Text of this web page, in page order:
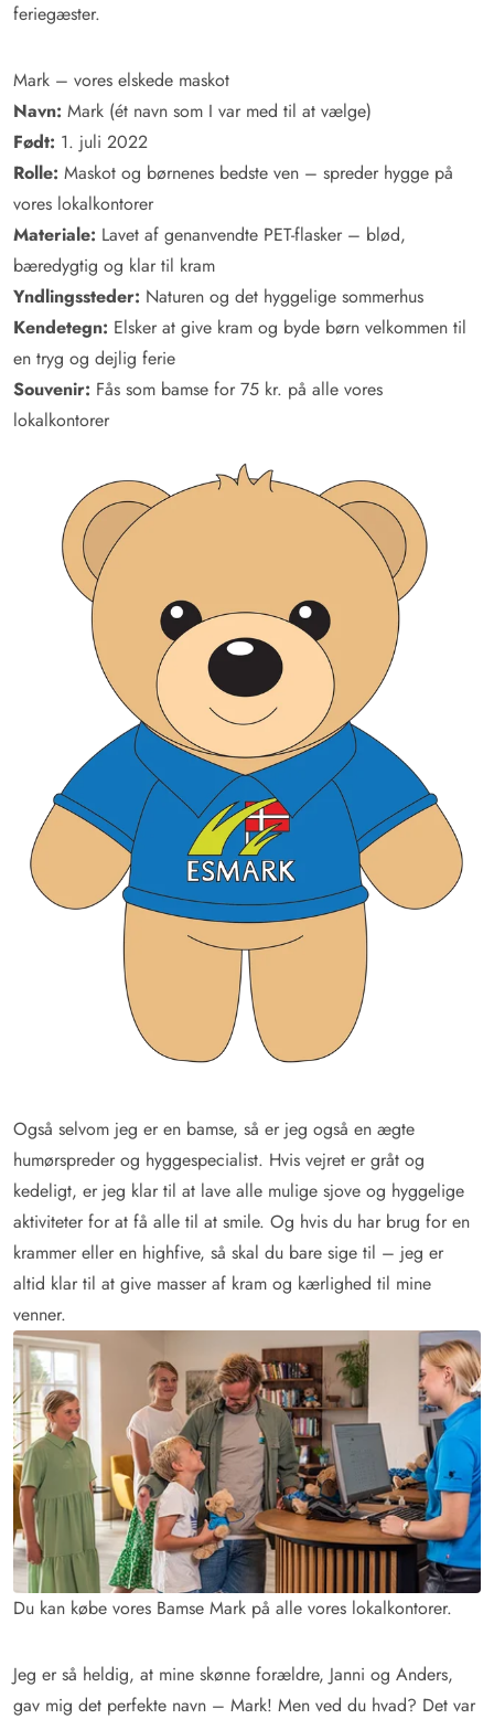
feriegæster.
Mark – vores elskede maskot
Navn: Mark (ét navn som I var med til at vælge)
Født: 1. juli 2022
Rolle: Maskot og børnenes bedste ven – spreder hygge på
vores lokalkontorer
Materiale: Lavet af genanvendte PET-flasker – blød,
bæredygtig og klar til kram
Yndlingssteder: Naturen og det hyggelige sommerhus
Kendetegn: Elsker at give kram og byde børn velkommen til
en tryg og dejlig ferie
Souvenir: Fås som bamse for 75 kr. på alle vores
lokalkontorer
Også selvom jeg er en bamse, så er jeg også en ægte
humørspreder og hyggespecialist. Hvis vejret er gråt og
kedeligt, er jeg klar til at lave alle mulige sjove og hyggelige
aktiviteter for at få alle til at smile. Og hvis du har brug for en
krammer eller en highfive, så skal du bare sige til – jeg er
altid klar til at give masser af kram og kærlighed til mine
venner.
Du kan købe vores Bamse Mark på alle vores lokalkontorer.
Jeg er så heldig, at mine skønne forældre, Janni og Anders,
gav mig det perfekte navn – Mark! Men ved du hvad? Det var